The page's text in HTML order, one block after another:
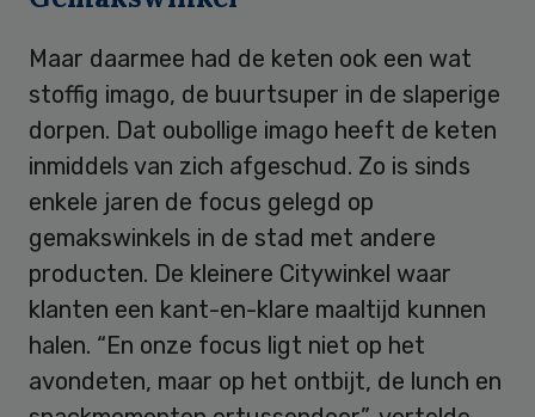
Maar daarmee had de keten ook een wat
stoffig imago, de buurtsuper in de slaperige
dorpen. Dat oubollige imago heeft de keten
inmiddels van zich afgeschud. Zo is sinds
enkele jaren de focus gelegd op
gemakswinkels in de stad met andere
producten. De kleinere Citywinkel waar
klanten een kant-en-klare maaltijd kunnen
halen. “En onze focus ligt niet op het
avondeten, maar op het ontbijt, de lunch en